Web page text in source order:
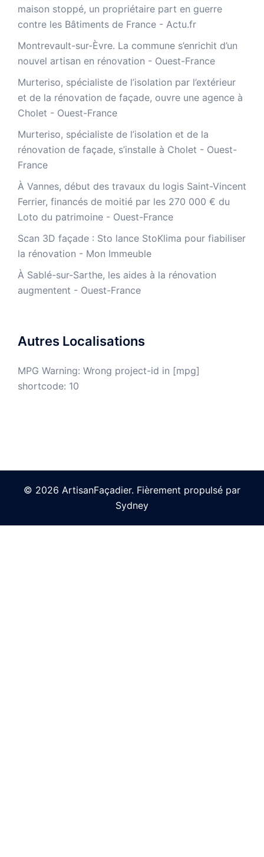
maison stoppé, un propriétaire part en guerre
contre les Bâtiments de France - Actu.fr
Montrevault-sur-Èvre. La commune s’enrichit d’un
nouvel artisan en rénovation - Ouest-France
Murteriso, spécialiste de l’isolation par l’extérieur
et de la rénovation de façade, ouvre une agence à
Cholet - Ouest-France
Murteriso, spécialiste de l’isolation et de la
rénovation de façade, s’installe à Cholet - Ouest-
France
À Vannes, début des travaux du logis Saint-Vincent
Ferrier, financés de moitié par les 270 000 € du
Loto du patrimoine - Ouest-France
​Scan 3D façade : Sto lance StoKlima pour fiabiliser
la rénovation - Mon Immeuble
À Sablé-sur-Sarthe, les aides à la rénovation
augmentent - Ouest-France
Autres Localisations
MPG Warning: Wrong project-id in [mpg]
shortcode: 10
© 2026 ArtisanFaçadier. Fièrement propulsé par
Sydney